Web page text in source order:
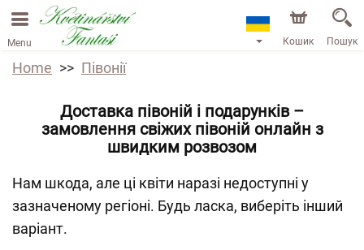
Menu Кошик Пошук
Home Півонії
Доставка півоній і подарунків –
замовлення свіжих півоній онлайн з
швидким розвозом
Нам шкода, але ці квіти наразі недоступні у
зазначеному регіоні. Будь ласка, виберіть інший
варіант.